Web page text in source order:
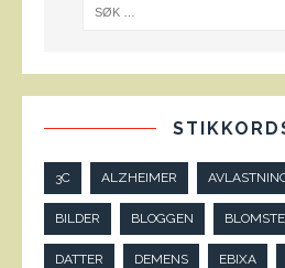
3C ALZHEIMER
BILDER BLOGGEN
DATTER DEMENS EBIXA